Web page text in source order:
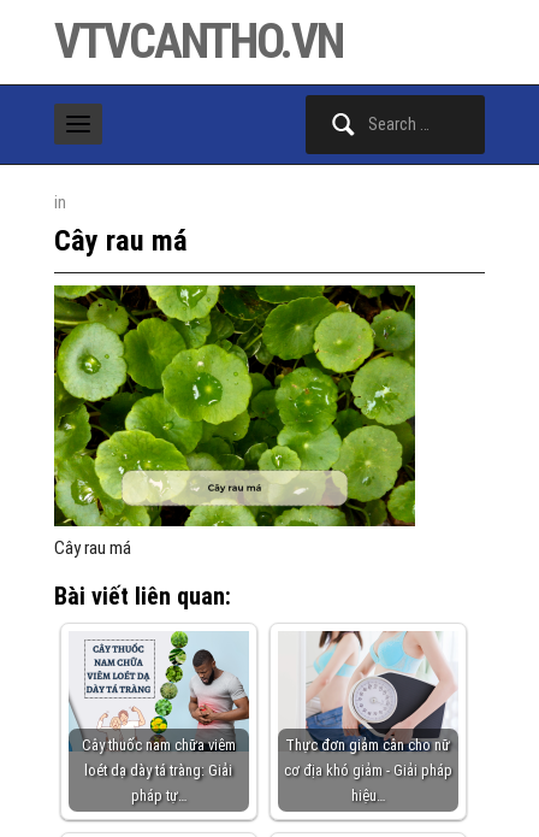
VTVCANTHO.VN
in
Cây rau má
Cây rau má
Bài viết liên quan:
Cây thuốc nam chữa viêm
loét dạ dày tá tràng: Giải
pháp tự…
Thực đơn giảm cân cho nữ
cơ địa khó giảm - Giải pháp
hiệu…